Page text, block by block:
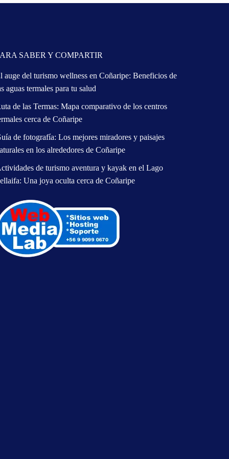
SABER Y COMPARTIR
auge del turismo wellness en Coñaripe: Beneficios de
aguas termales para tu salud
de las Termas: Mapa comparativo de los centros
cerca de Coñaripe
de fotografía: Los mejores miradores y paisajes
en los alrededores de Coñaripe
de turismo aventura y kayak en el Lago
Una joya oculta cerca de Coñaripe